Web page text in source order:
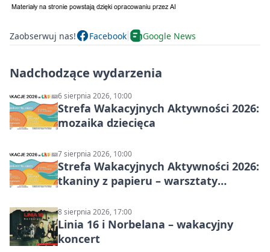
Zaobserwuj nas! Facebook Google News
Nadchodzące wydarzenia
6 sierpnia 2026, 10:00
Strefa Wakacyjnych Aktywności 2026:
mozaika dziecięca
7 sierpnia 2026, 10:00
Strefa Wakacyjnych Aktywności 2026:
tkaniny z papieru – warsztaty
8 sierpnia 2026, 17:00
Linia 16 i Norbelana – wakacyjny
koncert